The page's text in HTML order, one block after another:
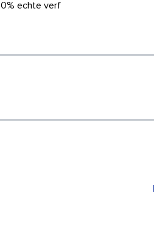
echte verf